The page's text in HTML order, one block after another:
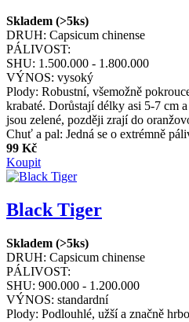
Skladem (>5ks)
DRUH: Capsicum chinense
PÁLIVOST:
SHU: 1.500.000 - 1.800.000
VÝNOS: vysoký
Plody: Robustní, všemožně
krabaté. Dorůstají délky asi 5-7 cm
jsou zelené, později zrají do
Chuť a pal: Jedná se o extrémně
99 Kč
Koupit
Black Tiger
Skladem (>5ks)
DRUH: Capsicum chinense
PÁLIVOST:
SHU: 900.000 - 1.200.000
VÝNOS: standardní
Plody: Podlouhlé, užší a značně